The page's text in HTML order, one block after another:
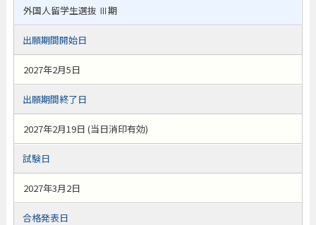
外国人留学生選抜 Ⅲ期
出願期間開始日
2027年2月5日
出願期間終了日
2027年2月19日 (当日消印有効)
試験日
2027年3月2日
合格発表日